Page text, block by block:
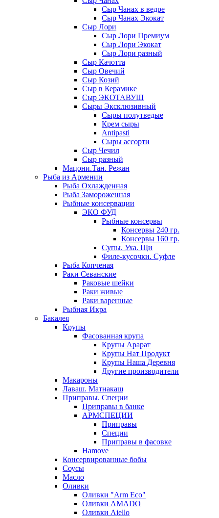
Сыр Чанах в ведре
Сыр Чанах Экокат
Сыр Лори
Сыр Лори Премиум
Сыр Лори Экокат
Сыр Лори разный
Сыр Качотта
Сыр Овечий
Сыр Козий
Сыр в Керамике
Сыр ЭКОТАВУШ
Сыры Эксклюзивный
Сыры полутведые
Крем сыры
Antipasti
Сыры ассорти
Сыр Чечил
Сыр разный
Мацони.Тан. Режан
Рыба из Армении
Рыба Охлажденная
Рыба Замороженная
Рыбные консервации
ЭКО ФУД
Рыбные консервы
Консервы 240 гр.
Консервы 160 гр.
Супы. Уха. Щи
Филе-кусочки. Суфле
Рыба Копченая
Раки Севанские
Раковые шейки
Раки живые
Раки варенные
Рыбная Икра
Бакалея
Крупы
Фасованная крупа
Крупы Арарат
Крупы Нат Продукт
Крупы Наша Деревня
Другие производители
Макароны
Лаваш. Матнакаш
Приправы. Специи
Приправы в банке
АРМСПЕЦИИ
Приправы
Специи
Приправы в фасовке
Hamove
Консервированные бобы
Соусы
Масло
Оливки
Оливки "Arm Eco"
Оливки AMADO
Оливки Aiello